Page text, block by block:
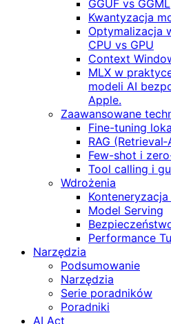
GGUF vs GGML
Kwantyzacja
Optymalizacja
CPU vs GPU
Context
MLX w
modeli AI
Apple.
Zaawansowane
Fine-tuning
RAG
Few-shot i
Tool calling i
Wdrożenia
Model Serving
Performance
Narzędzia
Podsumowanie
Narzędzia
Serie poradników
Poradniki
AI Act